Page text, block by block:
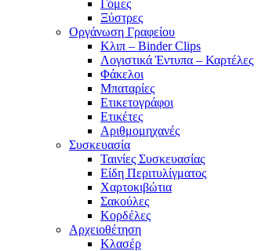
Γόμες
Ξύστρες
Οργάνωση Γραφείου
Κλιπ – Binder Clips
Λογιστικά Έντυπα – Καρτέλες
Φάκελοι
Μπαταρίες
Ετικετογράφοι
Ετικέτες
Αριθμομηχανές
Συσκευασία
Ταινίες Συσκευασίας
Είδη Περιτυλίγματος
Χαρτοκιβώτια
Σακούλες
Κορδέλες
Αρχειοθέτηση
Κλασέρ